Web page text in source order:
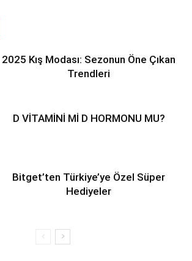
2025 Kış Modası: Sezonun Öne Çıkan
Trendleri
D VİTAMİNİ Mİ D HORMONU MU?
Bitget’ten Türkiye’ye Özel Süper
Hediyeler